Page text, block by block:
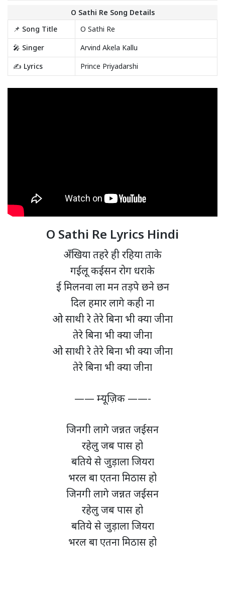
O Sathi Re Song Details
📌 Song Title
O Sathi Re
🎤 Singer
Arvind Akela Kallu
✍️ Lyrics
Prince Priyadarshi
O Sathi Re Lyrics Hindi
अँखिया तहरे ही रहिया ताके
गईलू कईसन रोग धराके
ई मिलनवा ला मन तड़पे छने छन
दिल हमार लागे कही ना
ओ साथी रे तेरे बिना भी क्या जीना
तेरे बिना भी क्या जीना
ओ साथी रे तेरे बिना भी क्या जीना
तेरे बिना भी क्या जीना
—— म्यूज़िक ——-
जिनगी लागे जन्नत जईसन
रहेलु जब पास हो
बतिये से जुड़ाला जियरा
भरल बा एतना मिठास हो
जिनगी लागे जन्नत जईसन
रहेलु जब पास हो
बतिये से जुड़ाला जियरा
भरल बा एतना मिठास हो